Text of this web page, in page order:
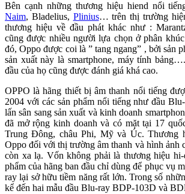
Bên cạnh những thương hiệu hiend nổi
Naim, Bladelius, Plinius… trên thị trường
thương hiệu về đầu phát khác như :
cũng được nhiều người lựa chọn ở phân
đó, Oppo được coi là ” tang ngang” , bởi sản
sản xuất này là smartphone, máy tính
đầu của họ cũng được đánh giá khá cao.
OPPO là hãng thiết bị âm thanh nổi tiếng
2004 với các sản phẩm nổi tiếng như đầu
lấn sân sang sản xuất và kinh doanh
đã mở rộng kinh doanh và có mặt tại 17
Trung Đông, châu Phi, Mỹ và Úc. Thương
Oppo đối với thị trường âm thanh và hình ảnh
còn xa lạ. Vốn không phải là thương hiệu hi-
phẩm của hãng ban đầu chỉ dùng để phục vụ
ray lại sở hữu tiềm năng rất lớn. Trong số
kể đến hai mẫu đầu Blu-ray BDP-103D và